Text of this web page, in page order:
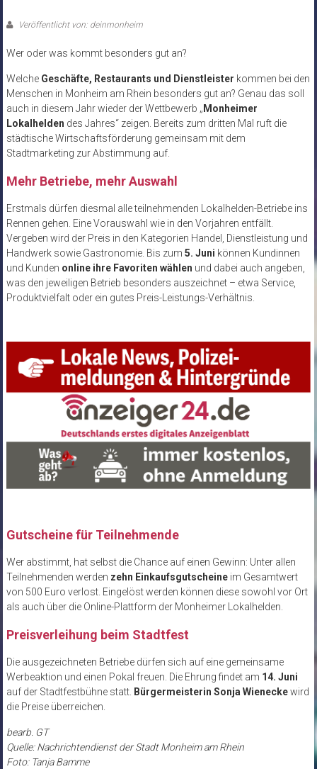
Veröffentlicht von: deinmonheim
Wer oder was kommt besonders gut an?
WelcheGeschäfte, Restaurants und Dienstleister kommen bei den
Menschen in Monheim am Rhein besonders gut an? Genau das soll
auch in diesem Jahr wieder der Wettbewerb „ Monheimer
Lokalhelden des Jahres“ zeigen. Bereits zum dritten Mal ruft die
städtische Wirtschaftsförderung gemeinsam mit dem
Stadtmarketing zur Abstimmung auf.
Mehr Betriebe, mehr Auswahl
Erstmals dürfen diesmal alle teilnehmenden Lokalhelden-Betriebe ins
Rennen gehen. Eine Vorauswahl wie in den Vorjahren entfällt.
Vergeben wird der Preis in den Kategorien Handel, Dienstleistung und
Handwerk sowie Gastronomie. Bis zum 5. Juni können Kundinnen
und Kunden online ihre Favoriten wählen und dabei auch angeben,
was den jeweiligen Betrieb besonders auszeichnet – etwa Service,
Produktvielfalt oder ein gutes Preis-Leistungs-Verhältnis.
Gutscheine für Teilnehmende
Wer abstimmt, hat selbst die Chance auf einen Gewinn: Unter allen
Teilnehmenden werden zehn Einkaufsgutscheineim Gesamtwert
von 500 Euro verlost. Eingelöst werden können diese sowohl vor Ort
als auch über die Online-Plattform der Monheimer Lokalhelden.
Preisverleihung beim Stadtfest
Die ausgezeichneten Betriebe dürfen sich auf eine gemeinsame
Werbeaktion und einen Pokal freuen. Die Ehrung findet am 14. Juni
auf der Stadtfestbühne statt. Bürgermeisterin Sonja Wieneckewird
die Preise überreichen.
bearb. GT
Quelle: Nachrichtendienst der Stadt Monheim am Rhein
Foto: Tanja Bamme